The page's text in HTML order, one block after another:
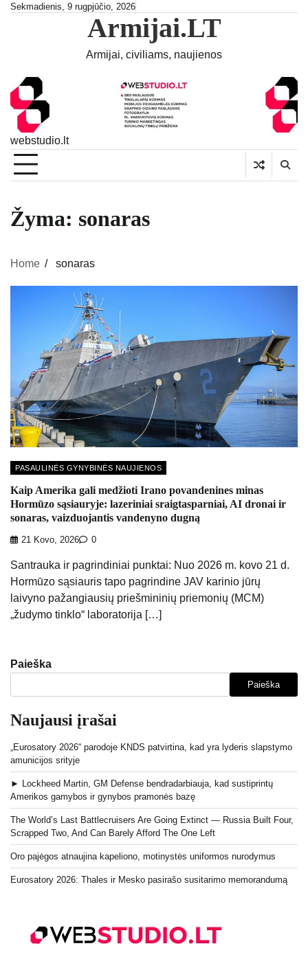
SkipSekmadienis, 9 rugpjūčio, 2026
Armijai.LT
Armijai, civiliams, naujienos
webstudio.lt
Žyma: sonaras
Home sonaras
PASAULINĖS GYNYBINĖS NAUJIENOS
Kaip Amerika gali medžioti Irano povandenines minas
Hormūzo sąsiauryje: lazeriniai sraigtasparniai, AI dronai ir
sonaras, vaizduojantis vandenyno dugną
21 Kovo, 2026 0
Santrauka ir pagrindiniai punktai: Nuo 2026 m. kovo 21 d.
Hormūzo sąsiauris tapo pagrindine JAV karinio jūrų
laivyno pažangiausių priešmininių priemonių (MCM)
„žudymo tinklo“ laboratorija […]
Paieška
Paieška
Naujausi įrašai
„Eurosatory 2026“ parodoje KNDS patvirtina, kad yra lyderis slapstymo
amunicijos srityje
► Lockheed Martin, GM Defense bendradarbiauja, kad sustiprintų
Amerikos gamybos ir gynybos pramonės bazę
The World’s Last Battlecruisers Are Going Extinct — Russia Built Four,
Scrapped Two, And Can Barely Afford The One Left
Oro pajėgos atnaujina kapeliono, motinystės uniformos nurodymus
Eurosatory 2026: Thales ir Mesko pasirašo susitarimo memorandumą